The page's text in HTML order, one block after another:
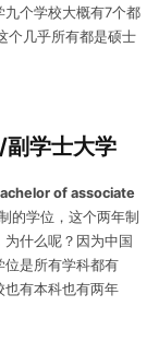
九个学校大概有7个都
个几乎所有都是硕士
副学士大学
of associate
的学位，这个两年制
什么呢？因为中国
位是所有学科都有
也有本科也有两年